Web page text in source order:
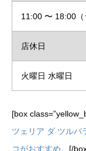
11:00 〜 18:00（
店休日
火曜日 水曜日
[box
ツェリア ダ ツルバ
コがおすすめ。 [/